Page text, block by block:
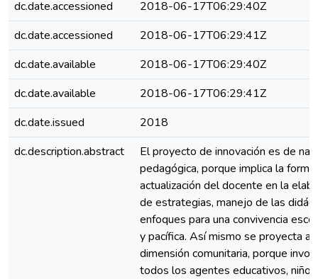
dc.date.accessioned
2018-06-17T06:29:40Z
dc.date.accessioned
2018-06-17T06:29:41Z
dc.date.available
2018-06-17T06:29:40Z
dc.date.available
2018-06-17T06:29:41Z
dc.date.issued
2018
dc.description.abstract
El proyecto de innovación es de
pedagógica, porque implica la
actualización del docente en la
de estrategias, manejo de las
enfoques para una convivencia
y pacífica. Así mismo se proyecta a
dimensión comunitaria, porque
todos los agentes educativos, niños